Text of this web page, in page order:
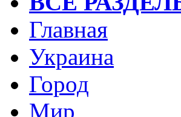
Главная
Украина
Город
Мир